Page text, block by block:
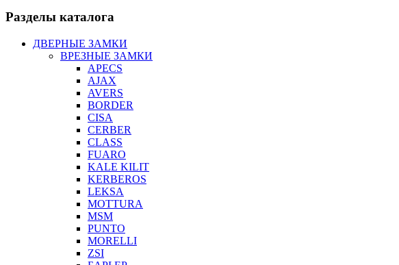
Разделы каталога
ДВЕРНЫЕ ЗАМКИ
ВРЕЗНЫЕ ЗАМКИ
APECS
AJAX
AVERS
BORDER
CISA
CERBER
CLASS
FUARO
KALE KILIT
KERBEROS
LEKSA
MOTTURA
MSM
PUNTO
MORELLI
ZSI